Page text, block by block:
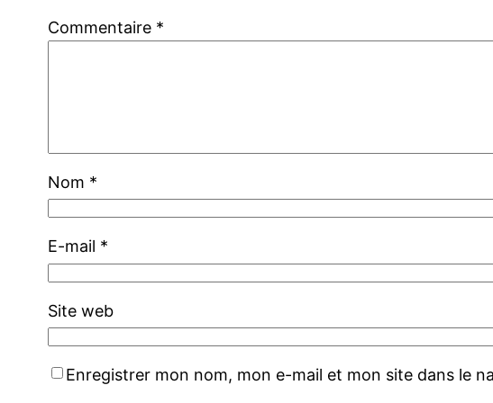
Commentaire *
Nom *
E-mail *
Site web
Enregistrer mon nom, mon e-mail et mon site dans le